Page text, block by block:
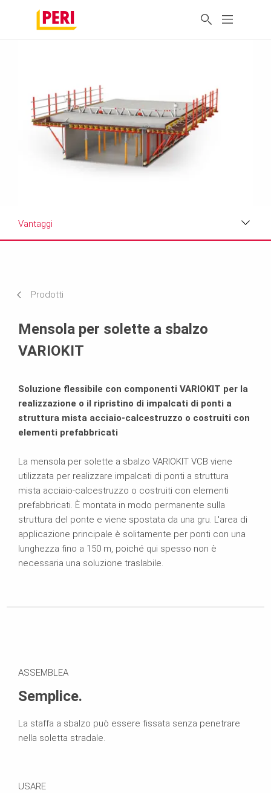
Vantaggi
Prodotti
Mensola per solette a sbalzo
VARIOKIT
Soluzione flessibile con componenti VARIOKIT per la
realizzazione o il ripristino di impalcati di ponti a
struttura mista acciaio-calcestruzzo o costruiti con
elementi prefabbricati
La mensola per solette a sbalzo VARIOKIT VCB viene
utilizzata per realizzare impalcati di ponti a struttura
mista acciaio-calcestruzzo o costruiti con elementi
prefabbricati. È montata in modo permanente sulla
struttura del ponte e viene spostata da una gru. L'area di
applicazione principale è solitamente per ponti con una
lunghezza fino a 150 m, poiché qui spesso non è
necessaria una soluzione traslabile.
ASSEMBLEA
Semplice.
La staffa a sbalzo può essere fissata senza penetrare
nella soletta stradale.
USARE